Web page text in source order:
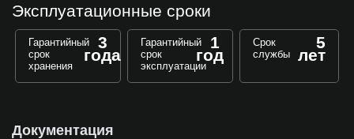
Эксплуатационные сроки
Гарантийный
срок
хранения
3
года
Гарантийный
срок
эксплуатации
1
год
Срок
службы
5
лет
Документация